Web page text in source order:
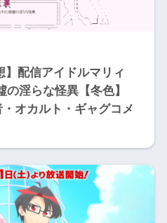
】配信アイドルマリィ
淫らな怪異【冬色】
・オカルト・ギャグコメ